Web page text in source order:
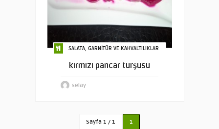
SALATA, GARNİTÜR VE KAHVALTILIKLAR
kırmızı pancar turşusu
selay
Sayfa 1 / 1 1